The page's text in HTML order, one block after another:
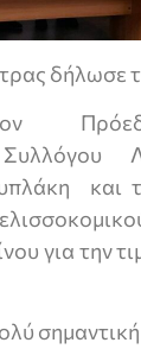
δήλωσε
και
για την